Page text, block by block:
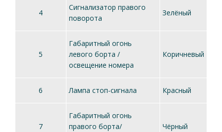
4
Сигнализатор правого
поворота
Зелёный
5
Габаритный огонь
левого борта /
освещение номера
Коричневый
6 Лампа стоп-сигнала Красный
7
Габаритный огонь
правого борта/
Чёрный